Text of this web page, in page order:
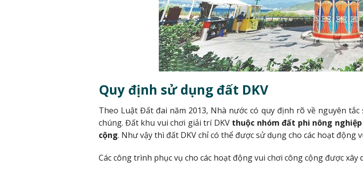
Quy định sử dụng đất DKV
Theo Luật Đất đai năm 2013, Nhà nước có quy định rõ về nguyên
chúng. Đất khu vui chơi giải trí DKV thuộc nhóm đất phi nông
cộng. Như vậy thì đất DKV chỉ có thể được sử dụng cho các hoạt động
Các công trình phục vụ cho các hoạt động vui chơi công cộng được